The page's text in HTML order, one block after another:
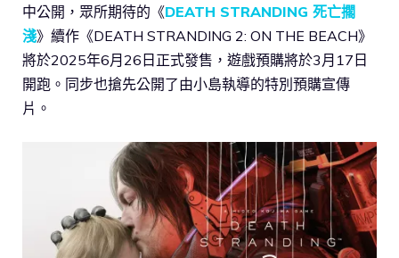
中公開，眾所期待的《DEATH STRANDING 死亡擱
淺》續作《DEATH STRANDING 2: ON THE BEACH》
將於2025年6月26日正式發售，遊戲預購將於3月17日
開跑。同步也搶先公開了由小島執導的特別預購宣傳
片。